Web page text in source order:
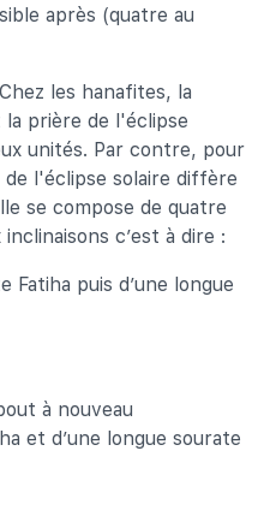
après (quatre au
Chez les hanafites, la
prière de l'éclipse
unités. Par contre, pour
de l'éclipse solaire diffère
se compose de quatre
c’est à dire :
Fatiha puis d’une longue
à nouveau
et d’une longue sourate